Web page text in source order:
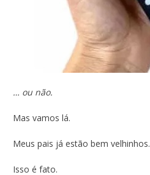
… ou não.
Mas vamos lá.
Meus pais já estão bem velhinhos.
Isso é fato.